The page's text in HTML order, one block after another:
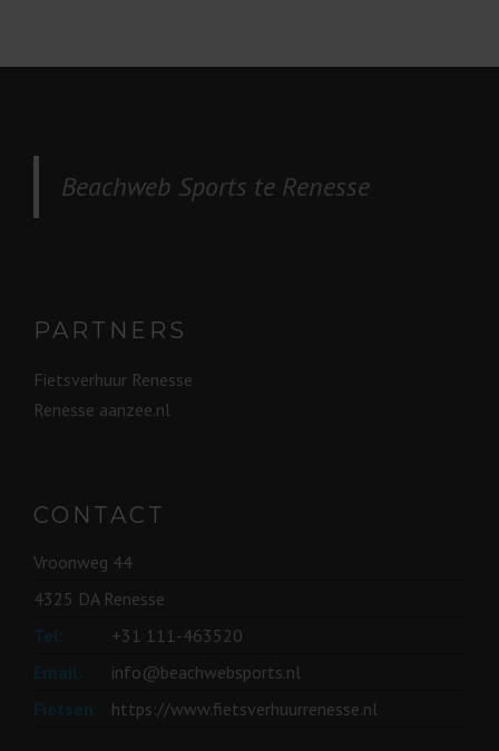
Beachweb Sports te Renesse
PARTNERS
Fietsverhuur Renesse
Renesse aanzee.nl
CONTACT
Vroonweg 44
4325 DA Renesse
Tel:
+31 111-463520
Email:
info@beachwebsports.nl
Fietsen:
https://www.fietsverhuurrenesse.nl